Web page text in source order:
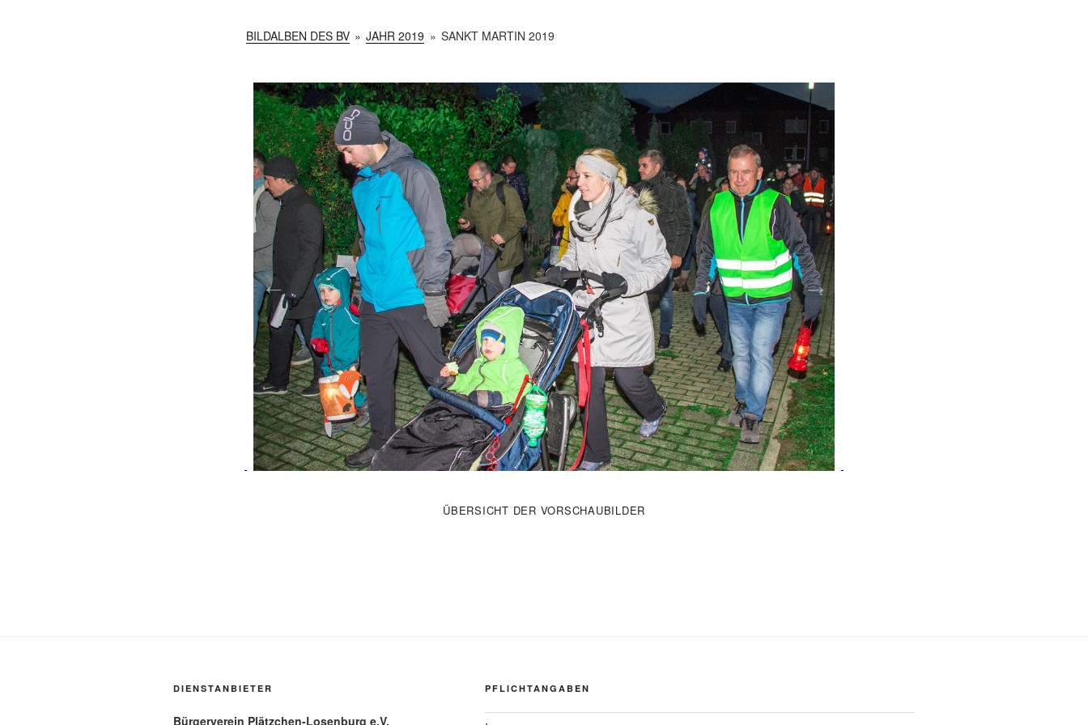
BILDALBEN DES BV » JAHR 2019 » SANKT MARTIN 2019
ÜBERSICHT DER VORSCHAUBILDER
DIENSTANBIETER
Bürgerverein Plätzchen-Losenburg e.V.
PFLICHTANGABEN